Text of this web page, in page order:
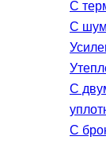
С
С
С
С